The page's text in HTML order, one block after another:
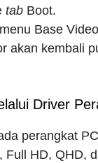
tabBoot.
Base
akan kembali
Driver
perangkat
Full HD, QHD,